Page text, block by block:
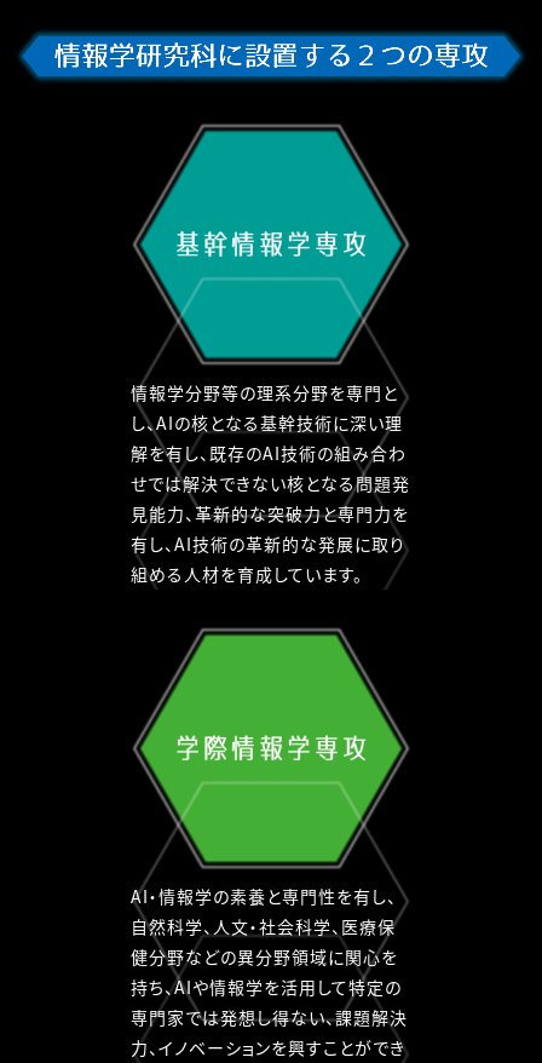
情
報
学
攻
情報学分野等の理系分野を専門と
し、AIの核となる基幹技術に深い理
解を有し、既存のAI技術の組み合わ
せでは解決できない核となる問題発
見能力、革新的な突破力と専門力を
有し、AI技術の革新的な発展に取り
組める人材を育成しています。
情
報
学
攻
AI・情報学の素養と専門性を有し、
自然科学、人文・社会科学、医療保
健分野などの異分野領域に関心を
持ち、AIや情報学を活用して特定の
専門家では発想し得ない、課題解決
力、イノベーションを興すことができ